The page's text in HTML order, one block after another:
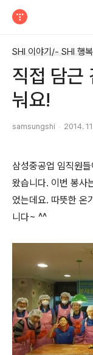
SHI 이야기/- SHI 행
직접 담근
눠요!
samsungshi 2014.
삼성중공업 임직원
왔습니다. 이번 봉사
었는데요. 따뜻한 온
니다~ ^^